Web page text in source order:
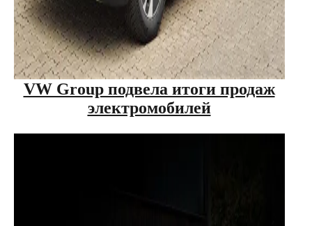
VW Group подвела итоги продаж
электромобилей